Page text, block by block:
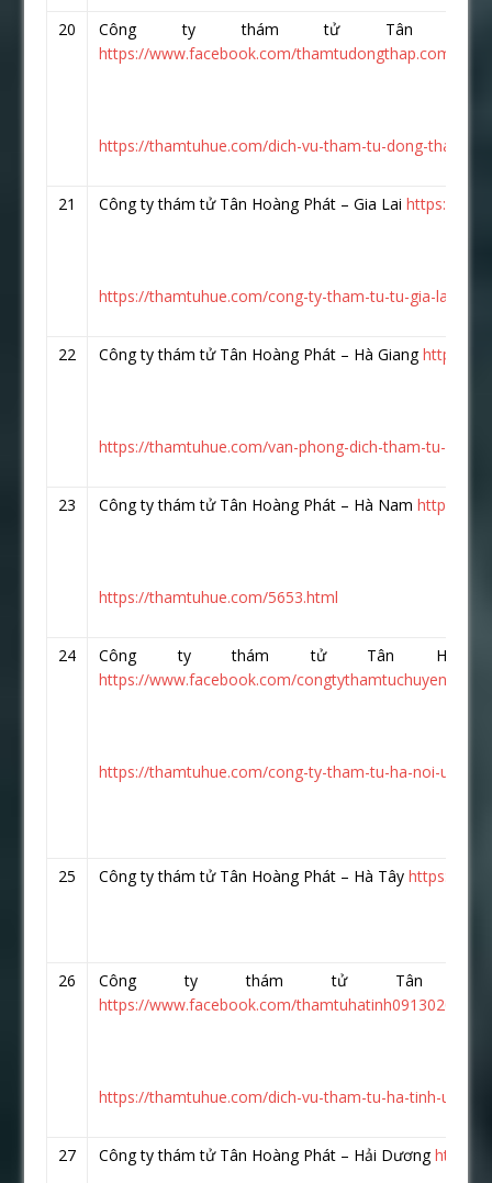
20
Công ty thám tử Tân
https://www.facebook.com/thamtudongthap.com.vn/
https://thamtuhue.com/dich-vu-tham-tu-dong-thap-
21 Công ty thám tử Tân Hoàng Phát – Gia Laihttps://
https://thamtuhue.com/cong-ty-tham-tu-tu-gia-lai-uy-
22 Công ty thám tử Tân Hoàng Phát – Hà Gianghttps://
https://thamtuhue.com/van-phong-dich-tham-tu-ha-
23 Công ty thám tử Tân Hoàng Phát – Hà Namhttps://
https://thamtuhue.com/5653.html
24
Công ty thám tử Tân
https://www.facebook.com/
https://thamtuhue.com/cong-ty-tham-tu-ha-noi-uy-tin-
25 Công ty thám tử Tân Hoàng Phát – Hà Tâyhttps://
26
Công ty thám tử Tân
https://www.facebook.com/thamtuhatinh0913020026/
https://thamtuhue.com/dich-vu-tham-tu-ha-tinh-uy-tin-
27 Công ty thám tử Tân Hoàng Phát – Hải Dươnghttps://